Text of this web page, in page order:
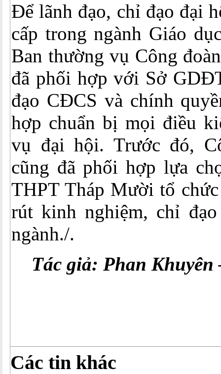
Để lãnh đạo, chỉ đạo đại
cấp trong ngành Giáo
Ban thường vụ Công
đã phối hợp với Sở
đạo CĐCS và chính
hợp chuẩn bị mọi điều
vụ đại hội. Trước đó,
cũng đã phối hợp lựa
THPT Tháp Mười tổ
rút kinh nghiệm, chỉ
ngành./.
Tác giả: Phan
Các tin khác